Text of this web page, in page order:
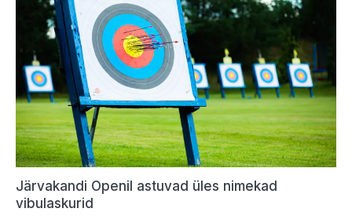
Järvakandi Openil astuvad üles nimekad
vibulaskurid